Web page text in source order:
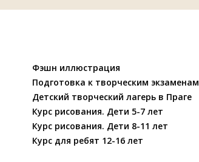
Фэшн иллюстрация
Подготовка к творческим экзаменам
Детский творческий лагерь в Праге
Курс рисования. Дети 5-7 лет
Курс рисования. Дети 8-11 лет
Курс для ребят 12-16 лет